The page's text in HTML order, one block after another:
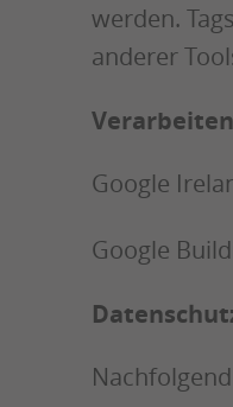
werden.
anderer
Google
Google